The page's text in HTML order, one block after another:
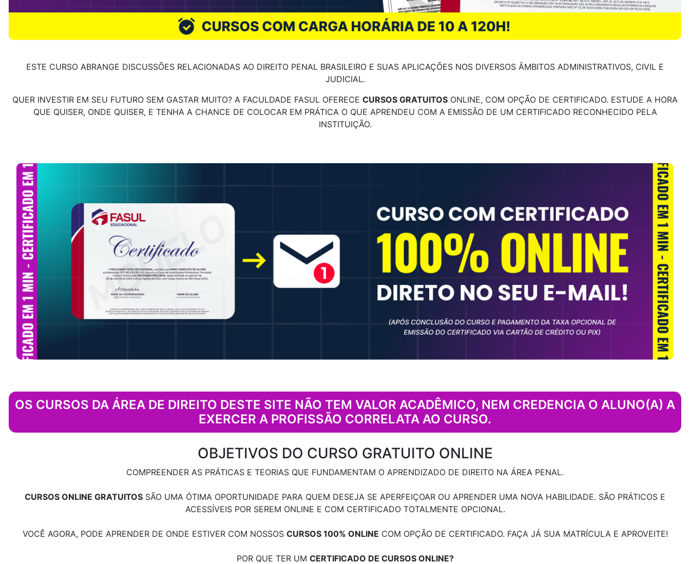
ESTE CURSO ABRANGE DISCUSSÕES RELACIONADAS AO DIREITO PENAL BRASILEIRO E SUAS APLICAÇÕES NOS DIVERSOS ÂMBITOS ADMINISTRATIVOS, CIVIL E
JUDICIAL.
QUER INVESTIR EM SEU FUTURO SEM GASTAR MUITO? A FACULDADE FASUL OFERECE CURSOS GRATUITOS ONLINE, COM OPÇÃO DE CERTIFICADO. ESTUDE A HORA
QUE QUISER, ONDE QUISER, E TENHA A CHANCE DE COLOCAR EM PRÁTICA O QUE APRENDEU COM A EMISSÃO DE UM CERTIFICADO RECONHECIDO PELA
INSTITUIÇÃO.
OS CURSOS DA ÁREA DE DIREITO DESTE SITE NÃO TEM VALOR ACADÊMICO, NEM CREDENCIA O ALUNO(A) A
EXERCER A PROFISSÃO CORRELATA AO CURSO.
OBJETIVOS DO CURSO GRATUITO ONLINE
COMPREENDER AS PRÁTICAS E TEORIAS QUE FUNDAMENTAM O APRENDIZADO DE DIREITO NA ÁREA PENAL.
CURSOS ONLINE GRATUITOS SÃO UMA ÓTIMA OPORTUNIDADE PARA QUEM DESEJA SE APERFEIÇOAR OU APRENDER UMA NOVA HABILIDADE. SÃO PRÁTICOS E
ACESSÍVEIS POR SEREM ONLINE E COM CERTIFICADO TOTALMENTE OPCIONAL.
VOCÊ AGORA, PODE APRENDER DE ONDE ESTIVER COM NOSSOS CURSOS 100% ONLINE COM OPÇÃO DE CERTIFICADO. FAÇA JÁ SUA MATRÍCULA E APROVEITE!
POR QUE TER UM CERTIFICADO DE CURSOS ONLINE?